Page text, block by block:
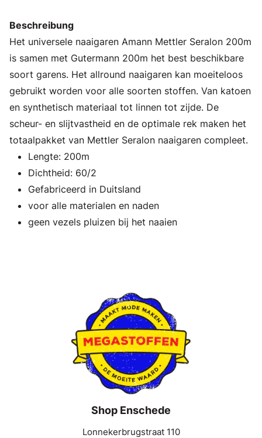
Beschreibung
Het universele naaigaren Amann Mettler Seralon 200m
is samen met Gutermann 200m het best beschikbare
soort garens. Het allround naaigaren kan moeiteloos
gebruikt worden voor alle soorten stoffen. Van katoen
en synthetisch materiaal tot linnen tot zijde. De
scheur- en slijtvastheid en de optimale rek maken het
totaalpakket van Mettler Seralon naaigaren compleet.
Lengte: 200m
Dichtheid: 60/2
Gefabriceerd in Duitsland
voor alle materialen en naden
geen vezels pluizen bij het naaien
Shop Enschede
Lonnekerbrugstraat 110